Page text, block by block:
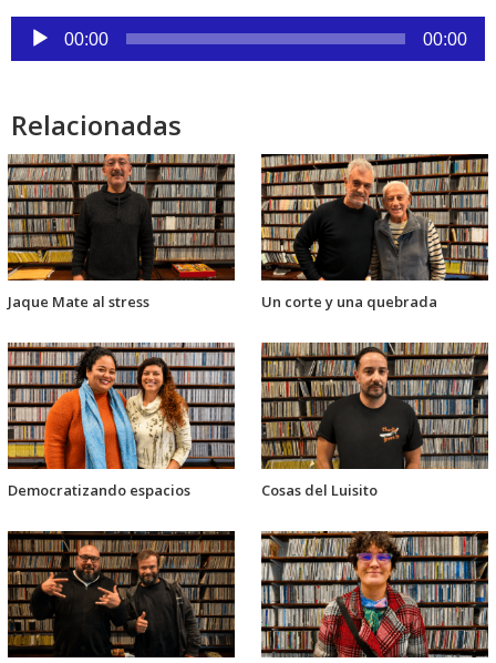
Reproductor
de
00:00 00:00
Relacionadas
Jaque Mate al stress Un corte y una quebrada
Democratizando espacios Cosas del Luisito